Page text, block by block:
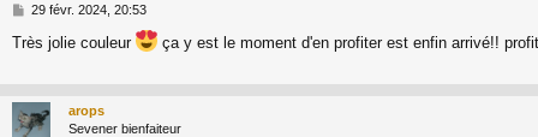
M
s
e
29 févr. 2024, 20:53
Très jolie couleur ça y est le moment d'en profiter est enfin arrivé!!
arops
Sevener bienfaiteur